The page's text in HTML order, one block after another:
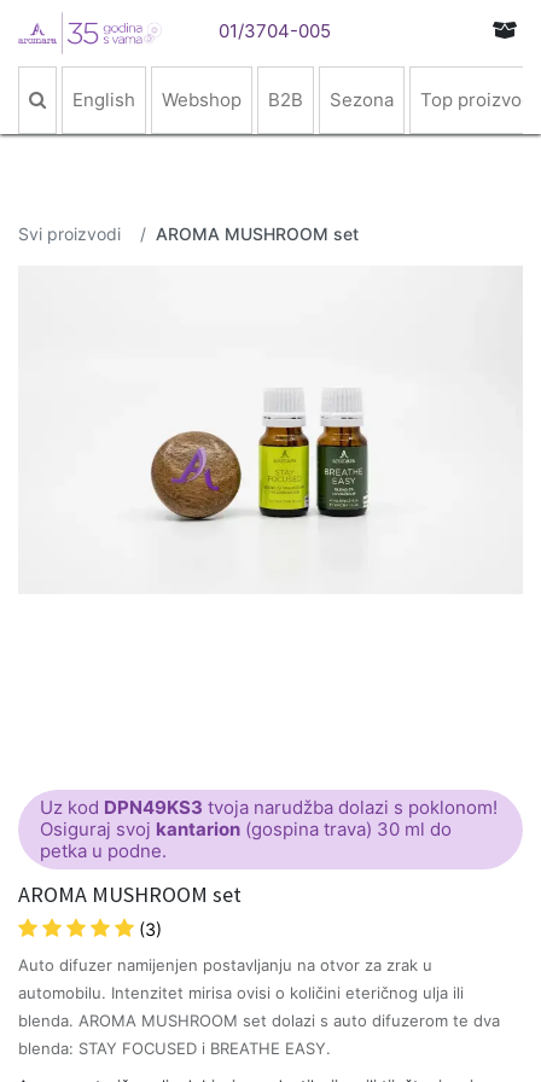
01/3704-005
English Webshop B2B Sezona Top proizvodi
Svi proizvodi AROMA MUSHROOM set
Uz kod DPN49KS3 tvoja narudžba dolazi s poklonom!
Osiguraj svoj kantarion (gospina trava) 30 ml do
petka u podne.
AROMA MUSHROOM set
(3)
Auto difuzer namijenjen postavljanju na otvor za zrak u
automobilu. Intenzitet mirisa ovisi o količini eteričnog ulja ili
blenda. AROMA MUSHROOM set dolazi s auto difuzerom te dva
blenda: STAY FOCUSED i BREATHE EASY.